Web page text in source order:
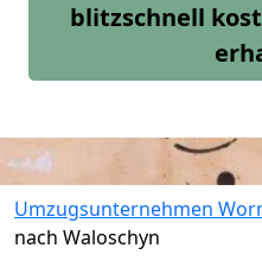
blitzschnell
Umzugsunternehmen
nach Waloschyn